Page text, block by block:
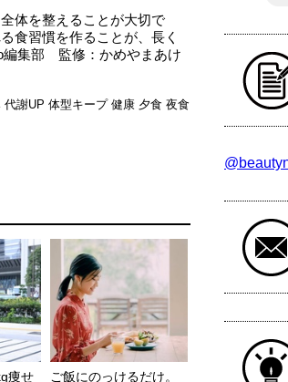
体を整えることが大切で
食習慣を作ることが、長く
編集部 監修：かめやまあけ
代謝UP 体型キープ 健康 夕食 夜食
痩せ
ご飯にのっけるだけ。